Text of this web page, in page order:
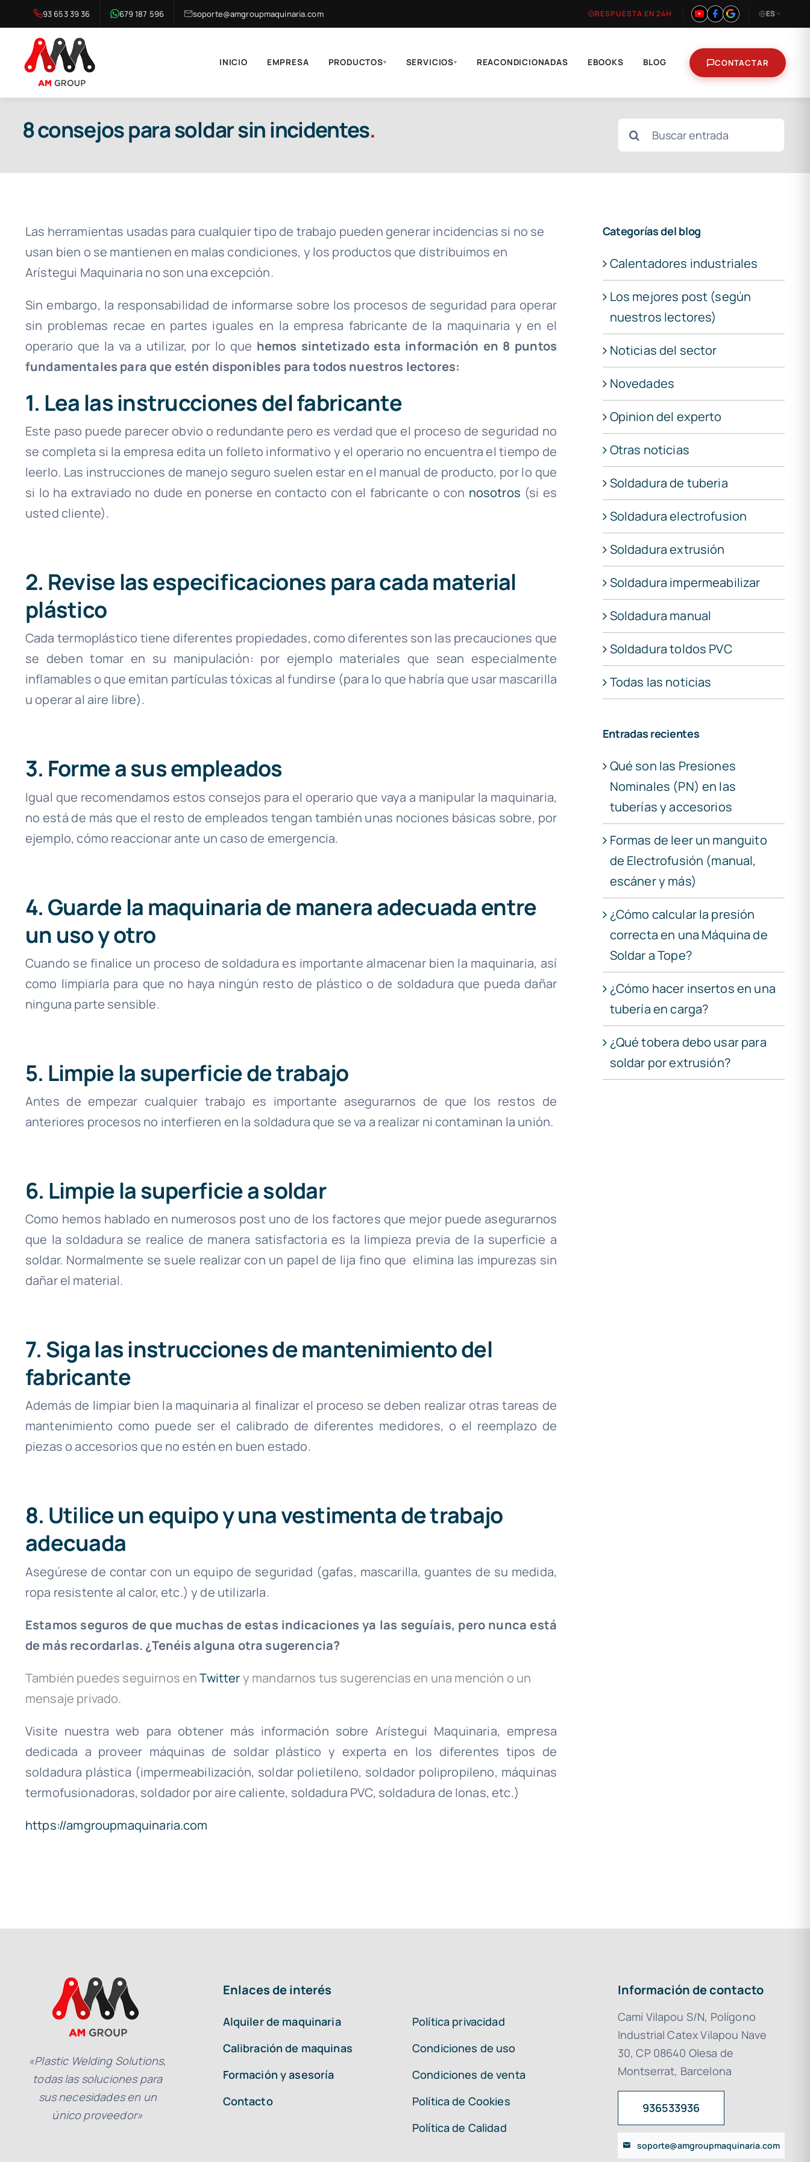
al
contenido
93 653 39 36 679 187 596 soporte@amgroupmaquinaria.com RESPUESTA EN 24H ES
INICIO EMPRESA PRODUCTOS▾ SERVICIOS▾ REACONDICIONADAS EBOOKS BLOG CONTACTAR
8 consejos para soldar sin incidentes. Buscar:
Las herramientas usadas para cualquier tipo de trabajo pueden generar incidencias si no se
usan bien o se mantienen en malas condiciones, y los productos que distribuimos en
Arístegui Maquinaria no son una excepción.
Sin embargo, la responsabilidad de informarse sobre los procesos de seguridad para operar
sin problemas recae en partes iguales en la empresa fabricante de la maquinaria y en el
operario que la va a utilizar, por lo que hemos sintetizado esta información en 8 puntos
fundamentales para que estén disponibles para todos nuestros lectores:
1. Lea las instrucciones del fabricante
Este paso puede parecer obvio o redundante pero es verdad que el proceso de seguridad no
se completa si la empresa edita un folleto informativo y el operario no encuentra el tiempo de
leerlo. Las instrucciones de manejo seguro suelen estar en el manual de producto, por lo que
si lo ha extraviado no dude en ponerse en contacto con el fabricante o con nosotros (si es
usted cliente).
2. Revise las especificaciones para cada material
plástico
Cada termoplástico tiene diferentes propiedades, como diferentes son las precauciones que
se deben tomar en su manipulación: por ejemplo materiales que sean especialmente
inflamables o que emitan partículas tóxicas al fundirse (para lo que habría que usar mascarilla
u operar al aire libre).
3. Forme a sus empleados
Igual que recomendamos estos consejos para el operario que vaya a manipular la maquinaria,
no está de más que el resto de empleados tengan también unas nociones básicas sobre, por
ejemplo, cómo reaccionar ante un caso de emergencia.
4. Guarde la maquinaria de manera adecuada entre
un uso y otro
Cuando se finalice un proceso de soldadura es importante almacenar bien la maquinaria, así
como limpiarla para que no haya ningún resto de plástico o de soldadura que pueda dañar
ninguna parte sensible.
5. Limpie la superficie de trabajo
Antes de empezar cualquier trabajo es importante asegurarnos de que los restos de
anteriores procesos no interfieren en la soldadura que se va a realizar ni contaminan la unión.
6. Limpie la superficie a soldar
Como hemos hablado en numerosos post uno de los factores que mejor puede asegurarnos
que la soldadura se realice de manera satisfactoria es la limpieza previa de la superficie a
soldar. Normalmente se suele realizar con un papel de lija fino que elimina las impurezas sin
dañar el material.
7. Siga las instrucciones de mantenimiento del
fabricante
Además de limpiar bien la maquinaria al finalizar el proceso se deben realizar otras tareas de
mantenimiento como puede ser el calibrado de diferentes medidores, o el reemplazo de
piezas o accesorios que no estén en buen estado.
8. Utilice un equipo y una vestimenta de trabajo
adecuada
Asegúrese de contar con un equipo de seguridad (gafas, mascarilla, guantes de su medida,
ropa resistente al calor, etc.) y de utilizarla.
Estamos seguros de que muchas de estas indicaciones ya las seguíais, pero nunca está
de más recordarlas. ¿Tenéis alguna otra sugerencia?
También puedes seguirnos enTwittery mandarnos tus sugerencias en una mención o un
mensaje privado.
Visite nuestra web para obtener más información sobre Arístegui Maquinaria, empresa
dedicada a proveer máquinas de soldar plástico y experta en los diferentes tipos de
soldadura plástica (impermeabilización, soldar polietileno, soldador polipropileno, máquinas
termofusionadoras, soldador por aire caliente, soldadura PVC, soldadura de lonas, etc.)
https://amgroupmaquinaria.com
Categorías del blog
Calentadores industriales
Los mejores post (según
nuestros lectores)
Noticias del sector
Novedades
Opinion del experto
Otras noticias
Soldadura de tuberia
Soldadura electrofusion
Soldadura extrusión
Soldadura impermeabilizar
Soldadura manual
Soldadura toldos PVC
Todas las noticias
Entradas recientes
Qué son las Presiones
Nominales (PN) en las
tuberías y accesorios
Formas de leer un manguito
de Electrofusión (manual,
escáner y más)
¿Cómo calcular la presión
correcta en una Máquina de
Soldar a Tope?
¿Cómo hacer insertos en una
tubería en carga?
¿Qué tobera debo usar para
soldar por extrusión?
«Plastic Welding Solutions,
todas las soluciones para
sus necesidades en un
único proveedor»
Enlaces de interés
Alquiler de maquinaria
Calibración de maquinas
Formación y asesoría
Contacto
Política privacidad
Condiciones de uso
Condiciones de venta
Política de Cookies
Política de Calidad
Información de contacto
Camí Vilapou S/N, Polígono
Industrial Catex Vilapou Nave
30, CP 08640 Olesa de
Montserrat, Barcelona
936533936
soporte@amgroupmaquinaria.com